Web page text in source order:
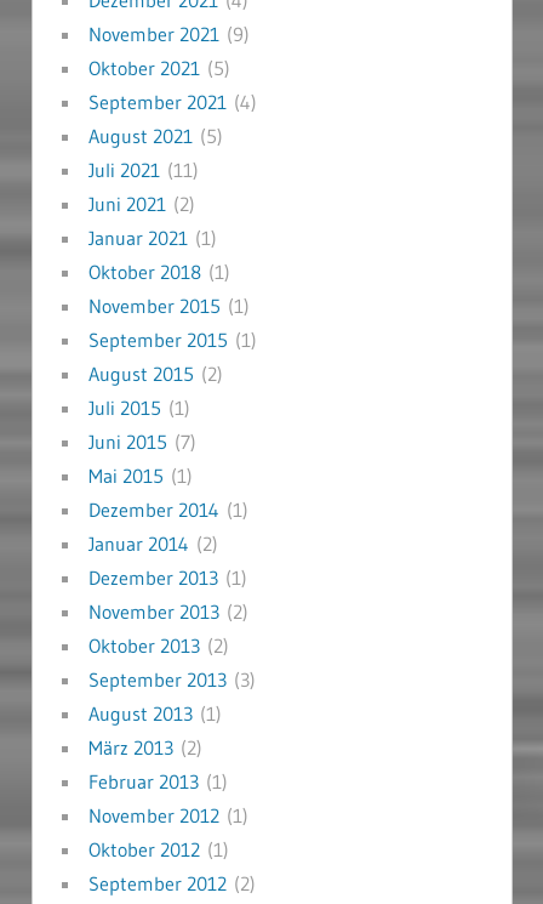
November 2021(9)
Oktober 2021(5)
September 2021(4)
August 2021(5)
Juli 2021(11)
Juni 2021(2)
Januar 2021(1)
Oktober 2018(1)
November 2015 (1)
September 2015 (1)
August 2015 (2)
Juli 2015 (1)
Juni 2015 (7)
Mai 2015 (1)
Dezember 2014 (1)
Januar 2014 (2)
Dezember 2013(1)
November 2013(2)
Oktober 2013(2)
September 2013(3)
August 2013(1)
März 2013(2)
Februar 2013(1)
November 2012(1)
Oktober 2012(1)
September 2012(2)